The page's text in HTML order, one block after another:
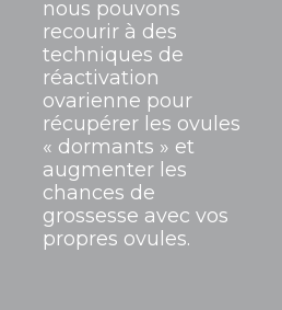
nous pouvons
recourir à des
techniques de
réactivation
ovarienne pour
récupérer les ovules
« dormants » et
augmenter les
chances de
grossesse avec vos
propres ovules.